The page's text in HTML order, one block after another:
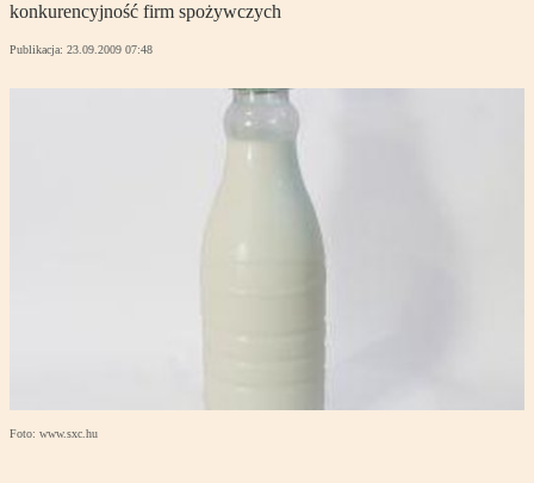
konkurencyjność firm spożywczych
Publikacja: 23.09.2009 07:48
Foto: www.sxc.hu